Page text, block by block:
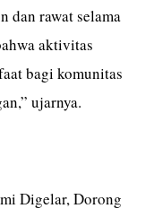
dan rawat selama
aktivitas
bagi komunitas
ujarnya.
Digelar, Dorong